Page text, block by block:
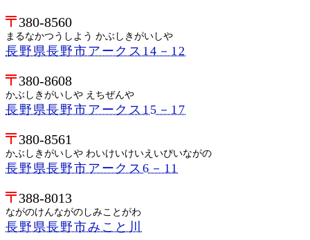
380-8560
まるなかつうしよう かぶしきがいしや
長野県長野市アークス14－12
380-8608
かぶしきがいしや えちぜんや
長野県長野市アークス15－17
380-8561
かぶしきがいしや わいけいけいえいぴいながの
長野県長野市アークス6－11
388-8013
ながのけんながのしみことがわ
長野県長野市みこと川